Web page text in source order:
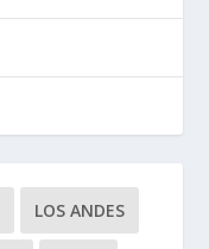
LOS ANDES